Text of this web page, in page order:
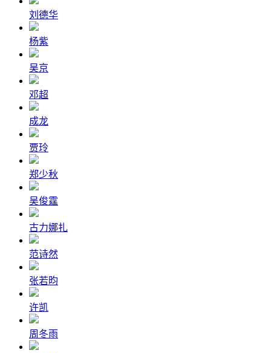
刘德华
杨紫
吴京
邓超
成龙
贾玲
郑少秋
吴俊霆
古力娜扎
范诗然
张若昀
许凯
周冬雨